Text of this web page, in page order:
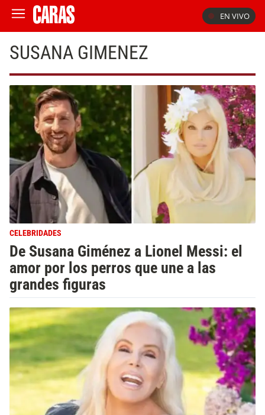
EN VIVO
SUSANA GIMENEZ
CELEBRIDADES
De Susana Giménez a Lionel Messi: el
amor por los perros que une a las
grandes figuras